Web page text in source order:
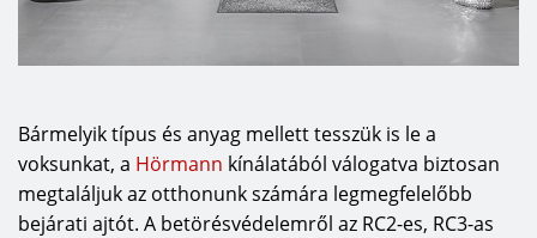
Bármelyik típus és anyag mellett tesszük is le a
voksunkat, a Hörmann kínálatából válogatva biztosan
megtaláljuk az otthonunk számára legmegfelelőbb
bejárati ajtót. A betörésvédelemről az RC2-es, RC3-as